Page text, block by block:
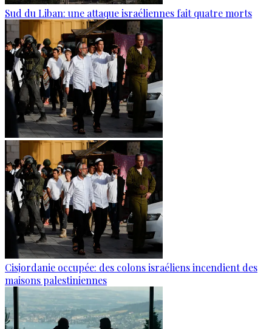
Sud du Liban: une attaque israéliennes fait quatre morts
Cisjordanie occupée: des colons israéliens incendient des
maisons palestiniennes